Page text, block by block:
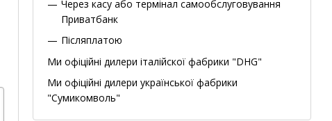
Через касу або термінал самообслуговування
Приватбанк
Післяплатою
Ми офіційні дилери італійскої фабрики "DHG"
Ми офіційні дилери української фабрики
"Сумикомволь"